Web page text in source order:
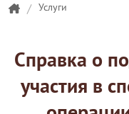
/ Услуги
Справка о
участия в